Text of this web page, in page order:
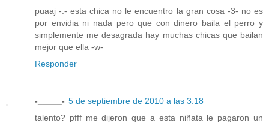
puaaj -.- esta chica no le encuentro la gran cosa -3- no es
por envidia ni nada pero que con dinero baila el perro y
simplemente me desagrada hay muchas chicas que bailan
mejor que ella -w-
Responder
-_____- 5 de septiembre de 2010 a las 3:18
talento? pfff me dijeron que a esta niñata le pagaron un